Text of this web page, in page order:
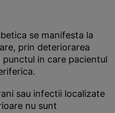
se manifesta la
prin deteriorarea
in care pacientul
sau infectii localizate
nu sunt